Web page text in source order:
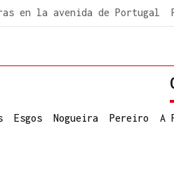
en la avenida de Portugal
Esgos Nogueira Pereiro A